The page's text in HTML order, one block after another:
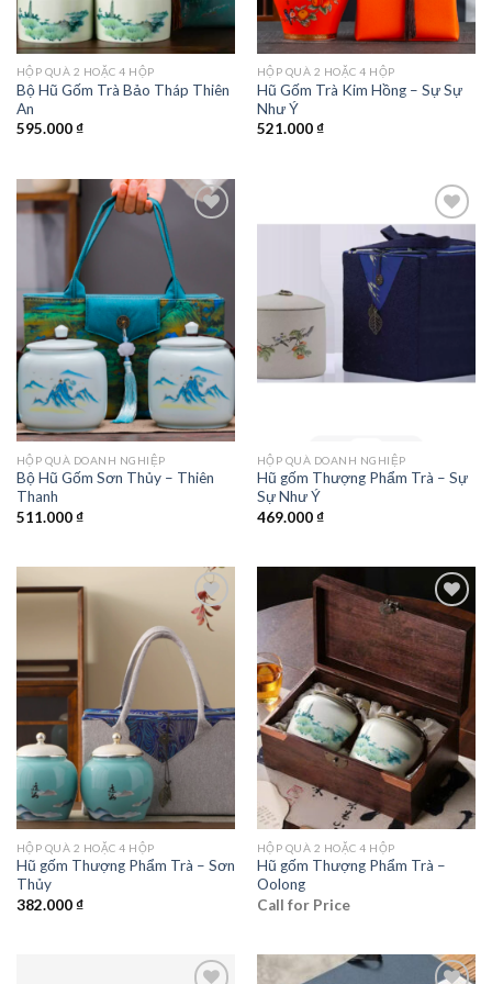
HỘP QUÀ 2 HOẶC 4 HỘP
Bộ Hũ Gốm Trà Bảo Tháp Thiên
An
595.000₫
HỘP QUÀ 2 HOẶC 4 HỘP
Hũ Gốm Trà Kim Hồng – Sự Sự
Như Ý
521.000₫
wishlist
HỘP QUÀ DOANH NGHIỆP
Bộ Hũ Gốm Sơn Thủy – Thiên
Thanh
511.000₫
HỘP QUÀ DOANH NGHIỆP
Hũ gốm Thượng Phẩm Trà – Sự
Sự Như Ý
469.000₫
Add to
wishlist
HỘP QUÀ 2 HOẶC 4 HỘP
Hũ gốm Thượng Phẩm Trà – Sơn
Thủy
382.000₫
Add to
wishlist
HỘP QUÀ 2 HOẶC 4 HỘP
Hũ gốm Thượng Phẩm Trà –
Oolong
Call for Price